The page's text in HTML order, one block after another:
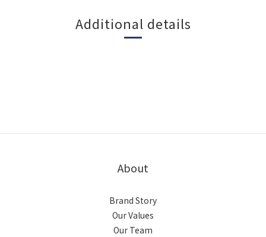
Additional details
About
Brand Story
Our Values
Our Team